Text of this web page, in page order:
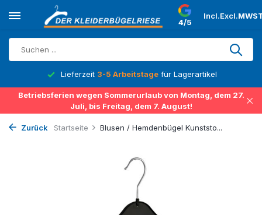
4/5
Incl.Excl.
Lieferzeit 3-5 Arbeitstage für Lagerartikel
Betriebsferien wegen Sommerurlaub von Montag, dem 27.
Juli, bis Freitag, dem 7. August!
Zurück Startseite Blusen / Hemdenbügel Kunststo...